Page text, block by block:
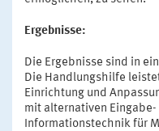
Ergebnisse:
Die Ergebnisse sind in
Die Handlungshilfe
Einrichtung und
mit alternativen
Informationstechnik für